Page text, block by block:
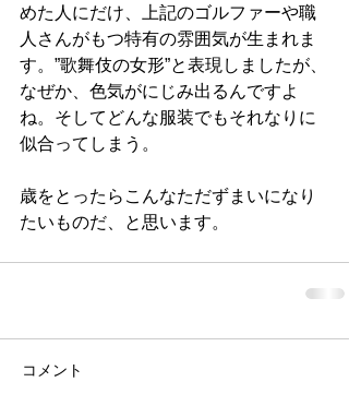
めた人にだけ、上記のゴルファーや職
人さんがもつ特有の雰囲気が生まれま
す。”歌舞伎の女形”と表現しましたが、
なぜか、色気がにじみ出るんですよ
ね。そしてどんな服装でもそれなりに
似合ってしまう。
歳をとったらこんなただずまいになり
たいものだ、と思います。
コメント